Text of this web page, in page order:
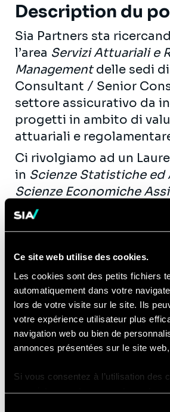
Ce site web utilise des cookies.
Les cookies sont des petits fichiers
automatiquement dans votre
lors de votre visite sur le site. Ils
votre expérience utilisateur plus
navigation web ou bien de
annonces présentées sur le site
Si vous consentez à l’utilisation des
Description du
Sia Partners sta
l’area Servizi Attuariali e
Managementdelle sedi di
Consultant / Senior
settore assicurativo da
progetti in ambito di
attuariali e
Ci rivolgiamo ad un
in Scienze Statistiche
Scienze Economiche
abbia maturato
in attività
Compagnie Assicurative
grandi dimensioni o in
consulenza.
Le attività si
di IFRS17, Risk and
Management.
Compétences